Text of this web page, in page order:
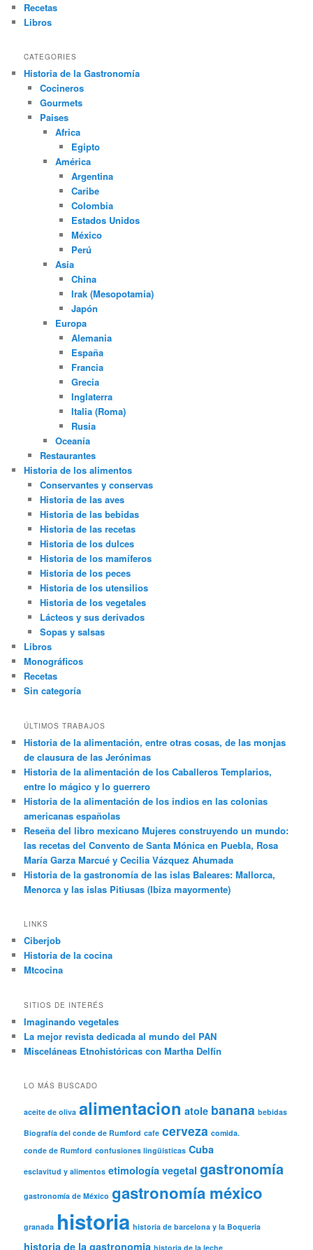
Recetas
Libros
CATEGORIES
Historia de la Gastronomía
Cocineros
Gourmets
Paises
Africa
Egipto
América
Argentina
Caribe
Colombia
Estados Unidos
México
Perú
Asia
China
Irak (Mesopotamia)
Japón
Europa
Alemania
España
Francia
Grecia
Inglaterra
Italia (Roma)
Rusia
Oceanía
Restaurantes
Historia de los alimentos
Conservantes y conservas
Historia de las aves
Historia de las bebidas
Historia de las recetas
Historia de los dulces
Historia de los mamíferos
Historia de los peces
Historia de los utensilios
Historia de los vegetales
Lácteos y sus derivados
Sopas y salsas
Libros
Monográficos
Recetas
Sin categoría
ÚLTIMOS TRABAJOS
Historia de la alimentación, entre otras cosas, de las monjas
de clausura de las Jerónimas
Historia de la alimentación de los Caballeros Templarios,
entre lo mágico y lo guerrero
Historia de la alimentación de los indios en las colonias
americanas españolas
Reseña del libro mexicano Mujeres construyendo un mundo:
las recetas del Convento de Santa Mónica en Puebla, Rosa
María Garza Marcué y Cecilia Vázquez Ahumada
Historia de la gastronomía de las islas Baleares: Mallorca,
Menorca y las islas Pitiusas (Ibiza mayormente)
LINKS
Ciberjob
Historia de la cocina
Mtcocina
SITIOS DE INTERÉS
Imaginando vegetales
La mejor revista dedicada al mundo del PAN
Misceláneas Etnohistóricas con Martha Delfín
LO MÁS BUSCADO
aceite de oliva alimentacion atole banana bebidas
Biografía del conde de Rumford cafe cerveza comida.
conde de Rumford confusiones lingüísticas Cuba
esclavitud y alimentos etimología vegetal gastronomía
gastronomía de México gastronomía méxico
granada historia historia de barcelona y la Boqueria
historia de la gastronomia historia de la leche